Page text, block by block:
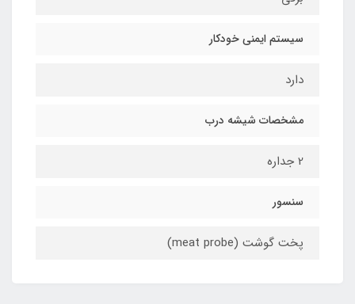
سیستم ایمنی خودکار
دارد
مشخصات شيشه درب
2 جداره
سنسور
پخت گوشت (meat probe)